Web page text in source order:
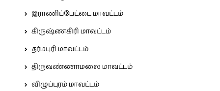
இராணிப்பேட்டை மாவட்டம்
கிருஷ்ணகிரி மாவட்டம்
தர்மபுரி மாவட்டம்
திருவண்ணாமலை மாவட்டம்
விழுப்புரம் மாவட்டம்